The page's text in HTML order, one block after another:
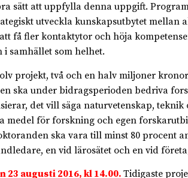
sätt att uppfylla denna uppgift.
utveckla kunskapsutbytet mellan
få fler kontaktytor och höja
samhället som helhet.
projekt, två och en halv miljoner kronor
ska under bidragsperioden bedriva
det vill säga naturvetenskap, teknik
medel för forskning och egen
ska vara till minst 80 procent
en vid lärosätet och en vid
23 augusti 2016, kl 14.00. Tidigaste